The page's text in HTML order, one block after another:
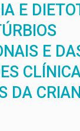
E
E
DA